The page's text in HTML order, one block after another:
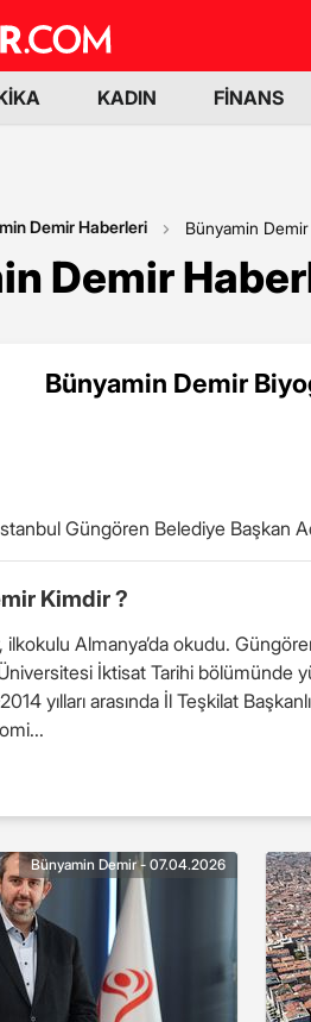
KADIN FİNANS
Demir Haberleri Bünyamin Demir
Demir
Bünyamin Demir
Güngören Belediye Başkan
Kimdir ?
ilkokulu Almanya’da okudu.
İktisat Tarihi bölümünde
yılları arasında İl Teşkilat
Bünyamin Demir - 07.04.2026